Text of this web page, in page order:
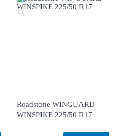
Roadstone WINGUARD
WINSPIKE 225/50 R17